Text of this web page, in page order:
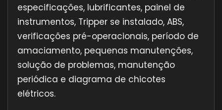
especificações, lubrificantes, painel de
instrumentos, Tripper se instalado, ABS,
verificações pré-operacionais, período de
amaciamento, pequenas manutenções,
solução de problemas, manutenção
periódica e diagrama de chicotes
elétricos.